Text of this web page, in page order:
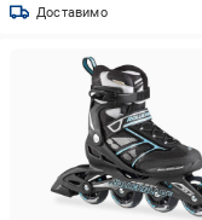
Доставимо